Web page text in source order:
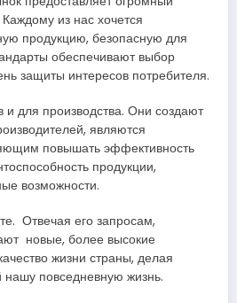
из нас хочется
продукцию, безопасную для
обеспечивают выбор
защиты интересов потребителя.
и для производства. Они создают
являются
повышать эффективность
продукции,
возможности.
Отвечая его запросам,
новые, более высокие
жизни страны, делая
повседневную жизнь.